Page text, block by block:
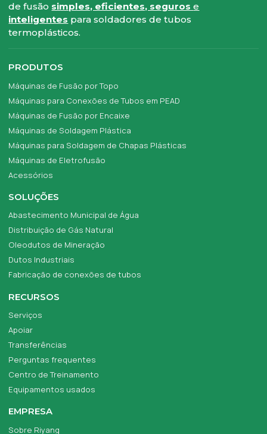
de fusão simples, eficientes, segurose
inteligentes para soldadores de tubos
termoplásticos.
PRODUTOS
Máquinas de Fusão por Topo
Máquinas para Conexões de Tubos em PEAD
Máquinas de Fusão por Encaixe
Máquinas de Soldagem Plástica
Máquinas para Soldagem de Chapas Plásticas
Máquinas de Eletrofusão
Acessórios
SOLUÇÕES
Abastecimento Municipal de Água
Distribuição de Gás Natural
Oleodutos de Mineração
Dutos Industriais
Fabricação de conexões de tubos
RECURSOS
Serviços
Apoiar
Transferências
Perguntas frequentes
Centro de Treinamento
Equipamentos usados
EMPRESA
Sobre Riyang